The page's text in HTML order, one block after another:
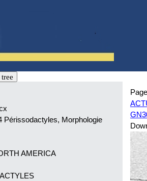
Périssodactyles, Morphologie
AMERICA